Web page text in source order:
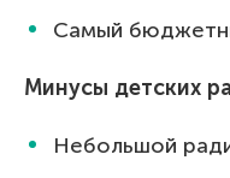
Самый
Минусы детских
Небольшой